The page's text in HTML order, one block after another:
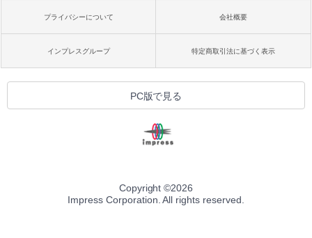
プライバシーについて 会社概要
インプレスグループ 特定商取引法に基づく表示
PC版で見る
Copyright ©2026
Impress Corporation. All rights reserved.